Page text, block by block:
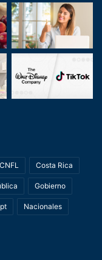
CNFL Costa Rica
Gobierno
Nacionales